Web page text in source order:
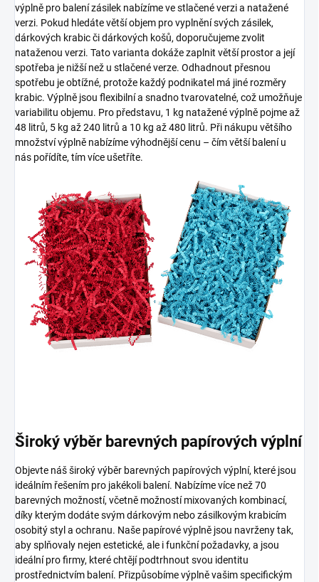
výplně pro balení zásilek nabízíme ve stlačené verzi a natažené
verzi. Pokud hledáte větší objem pro vyplnění svých zásilek,
dárkových krabic či dárkových košů, doporučujeme zvolit
nataženou verzi. Tato varianta dokáže zaplnit větší prostor a její
spotřeba je nižší než u stlačené verze. Odhadnout přesnou
spotřebu je obtížné, protože každý podnikatel má jiné rozměry
krabic. Výplně jsou flexibilní a snadno tvarovatelné, což umožňuje
variabilitu objemu. Pro představu, 1 kg natažené výplně pojme až
48 litrů, 5 kg až 240 litrů a 10 kg až 480 litrů. Při nákupu většího
množství výplně nabízíme výhodnější cenu – čím větší balení u
nás pořídíte, tím více ušetříte.
Široký výběr barevných papírových výplní
Objevte náš široký výběr barevných papírových výplní, které jsou
ideálním řešením pro jakékoli balení. Nabízíme více než 70
barevných možností, včetně možností mixovaných kombinací,
díky kterým dodáte svým dárkovým nebo zásilkovým krabicím
osobitý styl a ochranu. Naše papírové výplně jsou navrženy tak,
aby splňovaly nejen estetické, ale i funkční požadavky, a jsou
ideální pro firmy, které chtějí podtrhnout svou identitu
prostřednictvím balení. Přizpůsobíme výplně vašim specifickým